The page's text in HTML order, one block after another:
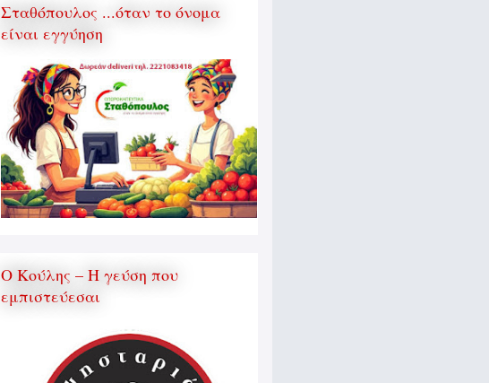
Σταθόπουλος ...όταν το όνομα
είναι εγγύηση
Ο Κούλης – Η γεύση που
εμπιστεύεσαι